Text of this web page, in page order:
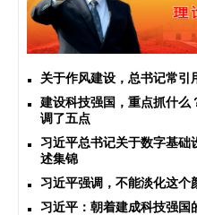
关于作风建设，总书记常引
建设科技强国，重点抓什么
调了五点
习近平总书记关于数字基础
述集锦
习近平强调，不能淡化这个
习近平：朝着建成科技强国